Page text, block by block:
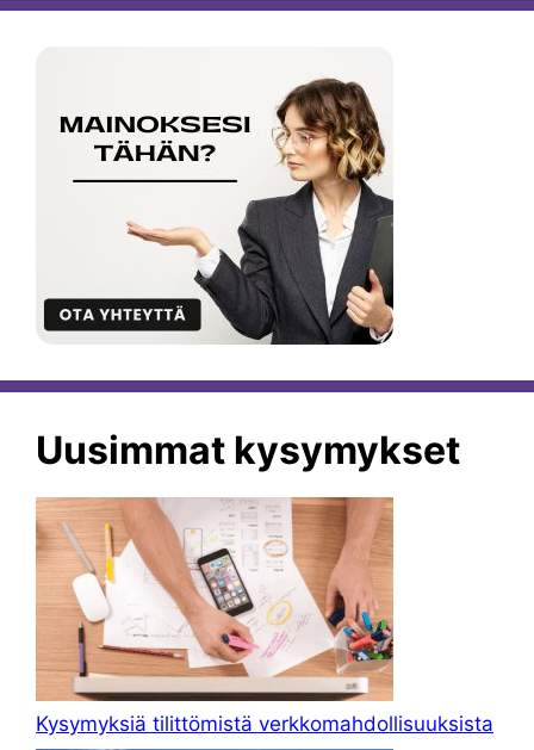
Uusimmat kysymykset
Kysymyksiä tilittömistä verkkomahdollisuuksista